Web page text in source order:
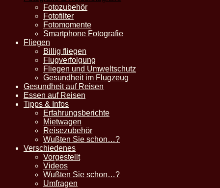
Fotozubehör
Fotofilter
Fotomomente
Smartphone Fotografie
Fliegen
Billig fliegen
Flugverfolgung
Fliegen und Umweltschutz
Gesundheit im Flugzeug
Gesundheit auf Reisen
Essen auf Reisen
Tipps & Infos
Erfahrungsberichte
Mietwagen
Reisezubehör
Wußten Sie schon…?
Verschiedenes
Vorgestellt
Videos
Wußten Sie schon…?
Umfragen